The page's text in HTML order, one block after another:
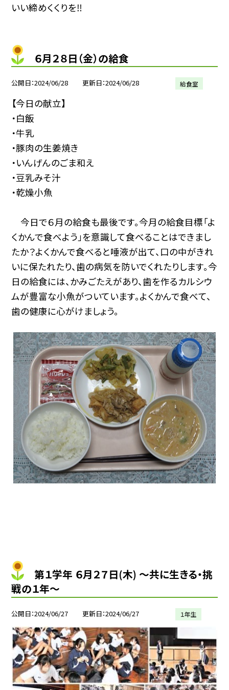
いい締めくくりを‼︎
６月２８日（金）の給食
公開日 2024/06/28 更新日 2024/06/28 給食室
【今日の献立】
・白飯
・牛乳
・豚肉の生姜焼き
・いんげんのごま和え
・豆乳みそ汁
・乾燥小魚
今日で６月の給食も最後です。今月の給食目標「よ
くかんで食べよう」を意識して食べることはできまし
たか？よくかんで食べると唾液が出て、口の中がきれ
いに保たれたり、歯の病気を防いでくれたりします。今
日の給食には、かみごたえがあり、歯を作るカルシウ
ムが豊富な小魚がついています。よくかんで食べて、
歯の健康に心がけましょう。
第１学年 ６月２７日(木) 〜共に生きる・挑
戦の１年〜
公開日 2024/06/27 更新日 2024/06/27 １年生